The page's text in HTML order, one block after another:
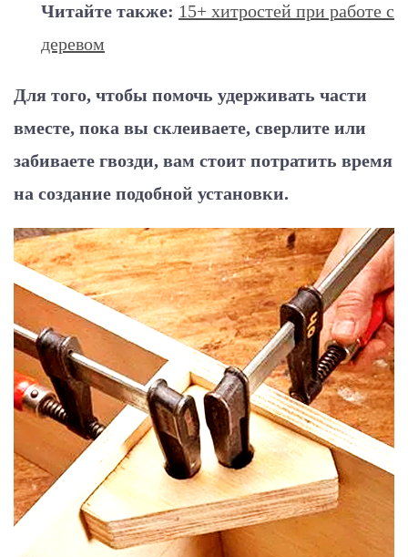
Читайте также: 15+ хитростей при работе с
деревом
Для того, чтобы помочь удерживать части
вместе, пока вы склеиваете, сверлите или
забиваете гвозди, вам стоит потратить время
на создание подобной установки.